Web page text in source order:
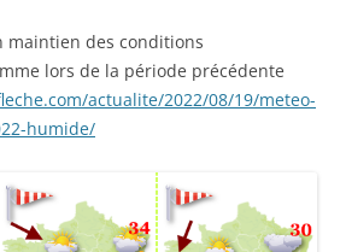
maintien des conditions
lors de la période précédente
actualite/2022/08/19/meteo-
humide/